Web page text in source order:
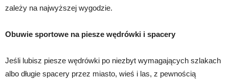
zależy na najwyższej wygodzie.
Obuwie sportowe na piesze wędrówki i spacery
Jeśli lubisz piesze wędrówki po niezbyt wymagających szlakach
albo długie spacery przez miasto, wieś i las, z pewnością